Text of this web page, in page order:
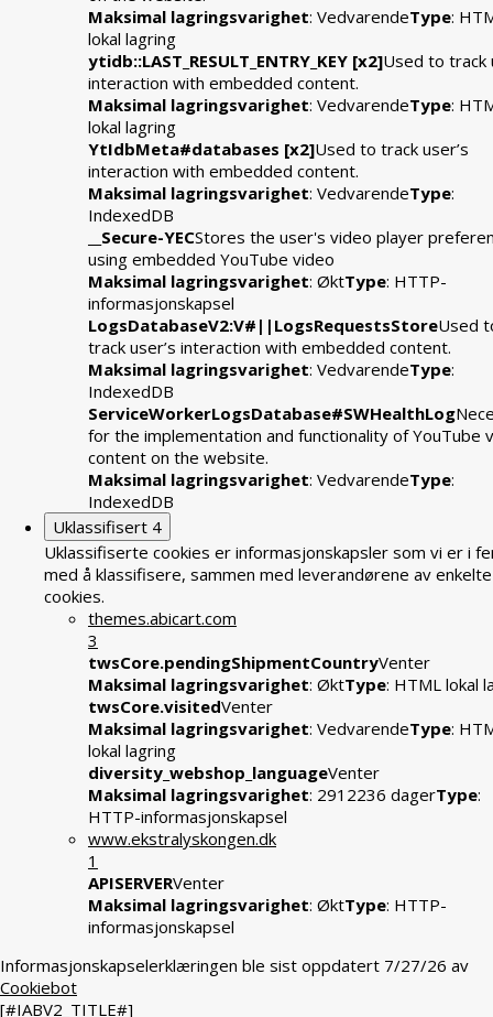
Maksimal lagringsvarighet: VedvarendeType:
lokal lagring
ytidb::LAST_RESULT_ENTRY_KEY [x2]Used to track
interaction with embedded content.
Maksimal lagringsvarighet: VedvarendeType:
lokal lagring
YtIdbMeta#databases [x2]Used to track user’s
interaction with embedded content.
Maksimal lagringsvarighet: VedvarendeType:
IndexedDB
__Secure-YECStores the user's video player
using embedded YouTube video
Maksimal lagringsvarighet: ØktType: HTTP-
informasjonskapsel
LogsDatabaseV2:V#||LogsRequestsStoreUsed
track user’s interaction with embedded content.
Maksimal lagringsvarighet: VedvarendeType:
IndexedDB
ServiceWorkerLogsDatabase#SWHealthLog
for the implementation and functionality of YouTube
content on the website.
Maksimal lagringsvarighet: VedvarendeType:
IndexedDB
Uklassifisert 4
Uklassifiserte cookies er informasjonskapsler som vi er i
med å klassifisere, sammen med leverandørene av enkelte
cookies.
themes.abicart.com
3
twsCore.pendingShipmentCountryVenter
Maksimal lagringsvarighet: ØktType: HTML lokal
twsCore.visitedVenter
Maksimal lagringsvarighet: VedvarendeType:
lokal lagring
diversity_webshop_languageVenter
Maksimal lagringsvarighet: 2912236 dagerType:
HTTP-informasjonskapsel
www.ekstralyskongen.dk
1
APISERVERVenter
Maksimal lagringsvarighet: ØktType: HTTP-
informasjonskapsel
Informasjonskapselerklæringen ble sist oppdatert 7/27/26 av
Cookiebot
[#IABV2_TITLE#]